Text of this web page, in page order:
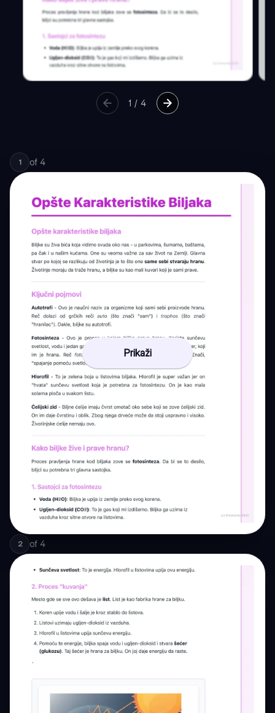
1 /4
1 of 4
Prikaži
2 of 4